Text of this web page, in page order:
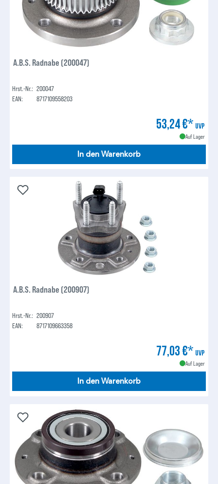
A.B.S. Radnabe (200047)
Hrst.-Nr.: 200047
EAN:
8717109558203
53,24 €* UVP
Auf Lager
In den Warenkorb
A.B.S. Radnabe (200907)
Hrst.-Nr.: 200907
EAN:
8717109663358
77,03 €* UVP
Auf Lager
In den Warenkorb